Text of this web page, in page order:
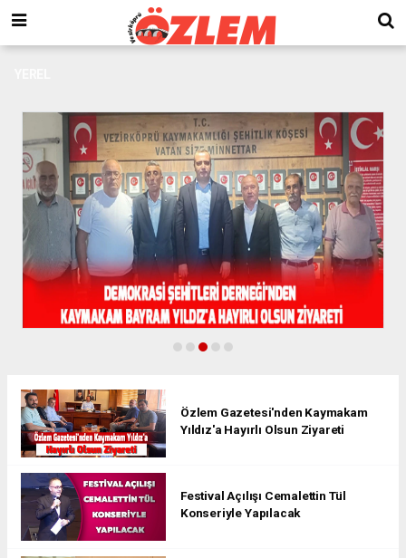
Özlem Gazetesi'nden Kaymakam
Yıldız'a Hayırlı Olsun Ziyareti
Festival Açılışı Cemalettin Tül
Konseriyle Yapılacak